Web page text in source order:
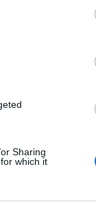
Sharing
which it